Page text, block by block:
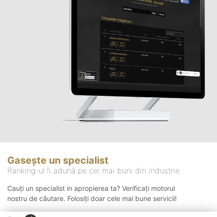
Gasește un specialist
Ranking-ul îi adună pe cei mai buni din industrie
Cauți un specialist in apropierea ta? Verificați motorul
nostru de căutare. Folosiți doar cele mai bune servicii!